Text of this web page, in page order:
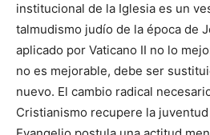
institucional de la Iglesia es un
talmudismo judío de la época de
aplicado por Vaticano II no lo
no es mejorable, debe ser
nuevo. El cambio radical
Cristianismo recupere la